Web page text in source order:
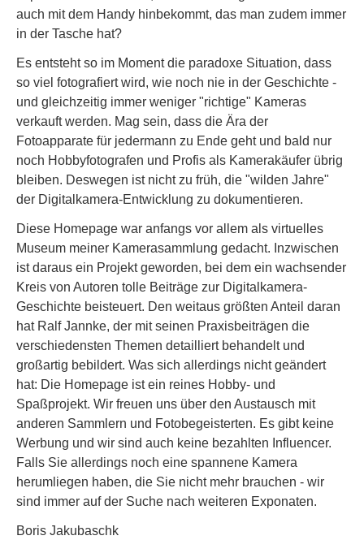
auch mit dem Handy hinbekommt, das man zudem immer
in der Tasche hat?
Es entsteht so im Moment die paradoxe Situation, dass
so viel fotografiert wird, wie noch nie in der Geschichte -
und gleichzeitig immer weniger "richtige" Kameras
verkauft werden. Mag sein, dass die Ära der
Fotoapparate für jedermann zu Ende geht und bald nur
noch Hobbyfotografen und Profis als Kamerakäufer übrig
bleiben. Deswegen ist nicht zu früh, die "wilden Jahre"
der Digitalkamera-Entwicklung zu dokumentieren.
Diese Homepage war anfangs vor allem als virtuelles
Museum meiner Kamerasammlung gedacht. Inzwischen
ist daraus ein Projekt geworden, bei dem ein wachsender
Kreis von Autoren tolle Beiträge zur Digitalkamera-
Geschichte beisteuert. Den weitaus größten Anteil daran
hat Ralf Jannke, der mit seinen Praxisbeiträgen die
verschiedensten Themen detailliert behandelt und
großartig bebildert. Was sich allerdings nicht geändert
hat: Die Homepage ist ein reines Hobby- und
Spaßprojekt. Wir freuen uns über den Austausch mit
anderen Sammlern und Fotobegeisterten. Es gibt keine
Werbung und wir sind auch keine bezahlten Influencer.
Falls Sie allerdings noch eine spannene Kamera
herumliegen haben, die Sie nicht mehr brauchen - wir
sind immer auf der Suche nach weiteren Exponaten.
Boris Jakubaschk